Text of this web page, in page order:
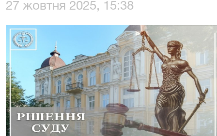
27 жовтня 2025, 15:38